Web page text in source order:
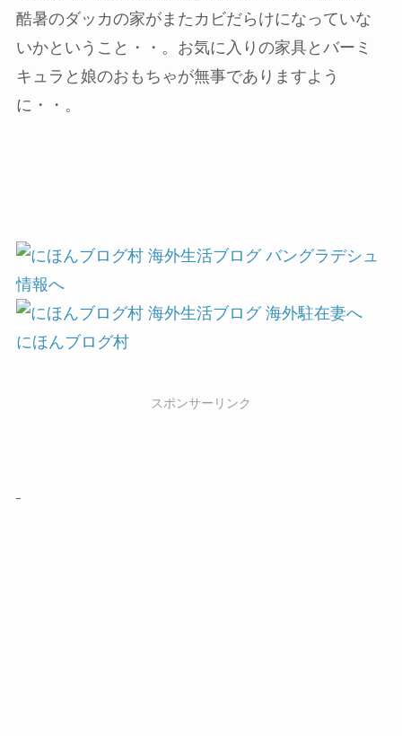
酷暑のダッカの家がまたカビだらけになっていな
いかということ・・。お気に入りの家具とバーミ
キュラと娘のおもちゃが無事でありますよう
に・・。
にほんブログ村
スポンサーリンク